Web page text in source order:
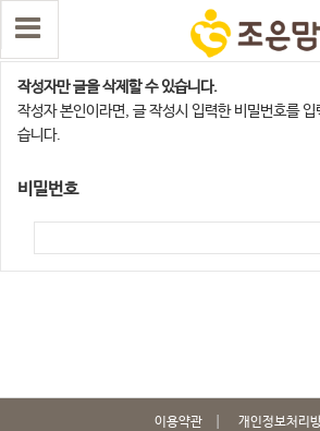
댓글 삭제
작성자만 글을 삭제할 수 있습니다.
작성자 본인이라면, 글 작성시 입력한 비밀번호를
습니다.
비밀번호
이용약관 개인정보처리